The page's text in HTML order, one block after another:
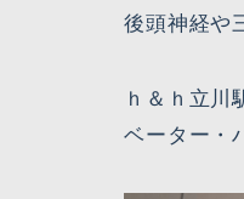
後頭神経や
ｈ＆ｈ立川
ベーター・